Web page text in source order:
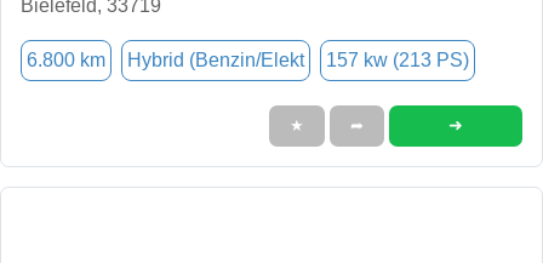
Bielefeld, 33719
6.800 km Hybrid (Benzin/Elekt 157 kw (213 PS)
★ ➦ ➜